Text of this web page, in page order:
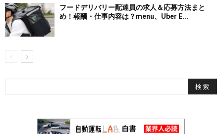
フードデリバリー配達員の求人＆応募方法まと
め！報酬・仕事内容は？menu、Uber E...